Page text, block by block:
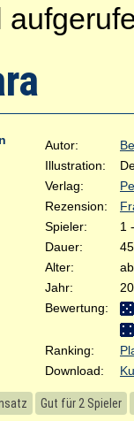
Autor:
Illustration:
Verlag:
Rezension:
Spieler:
1
Dauer:
Alter:
Jahr:
Bewertung:
Ranking:
Download:
Gut für 2 Spieler